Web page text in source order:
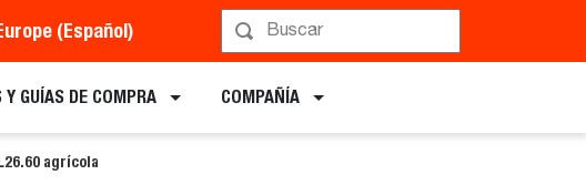
(Español)
Y GUÍAS DE COMPRA COMPAÑÍA
agrícola